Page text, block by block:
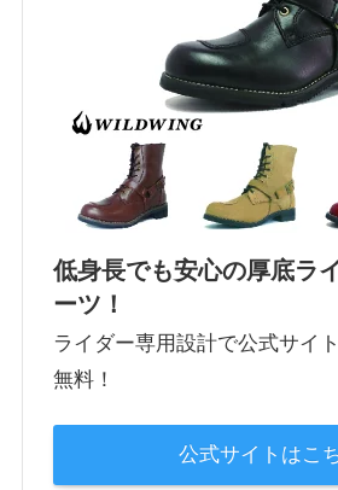
低身長でも安心の厚底ラ
ーツ！
ライダー専用設計で公式サイ
無料！
公式サイトはこ